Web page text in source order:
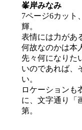
峯岸みなみ
7ページ6カット
輝。
表情には力があ
何故なのかは本
先々何になりた
いのであれば、
い。
ロケーションも
に、文字通り
第。